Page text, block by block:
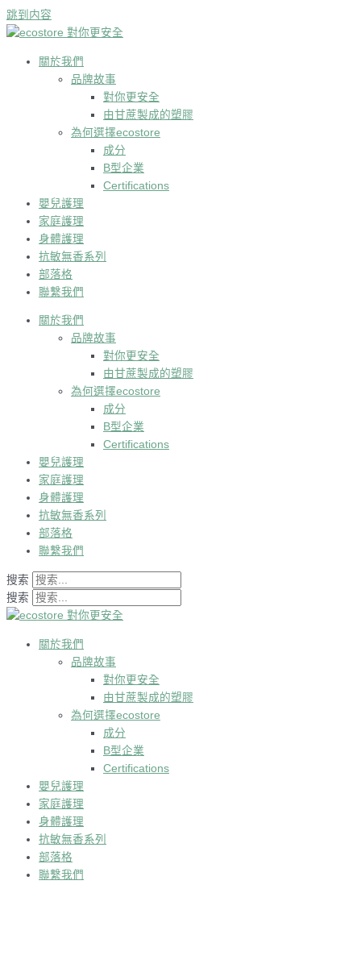
跳到内容
關於我們
品牌故事
對你更安全
由甘蔗製成的塑膠
為何選擇ecostore
成分
B型企業
Certifications
嬰兒護理
家庭護理
身體護理
抗敏無香系列
部落格
聯繫我們
關於我們
品牌故事
對你更安全
由甘蔗製成的塑膠
為何選擇ecostore
成分
B型企業
Certifications
嬰兒護理
家庭護理
身體護理
抗敏無香系列
部落格
聯繫我們
搜索
搜索
關於我們
品牌故事
對你更安全
由甘蔗製成的塑膠
為何選擇ecostore
成分
B型企業
Certifications
嬰兒護理
家庭護理
身體護理
抗敏無香系列
部落格
聯繫我們